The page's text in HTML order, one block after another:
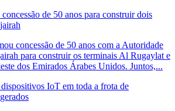
de 50 anos para construir dois
concessão de 50 anos com a Autoridade
para construir os terminais Al Rugaylat e
dos Emirados Árabes Unidos. Juntos,...
IoT em toda a frota de